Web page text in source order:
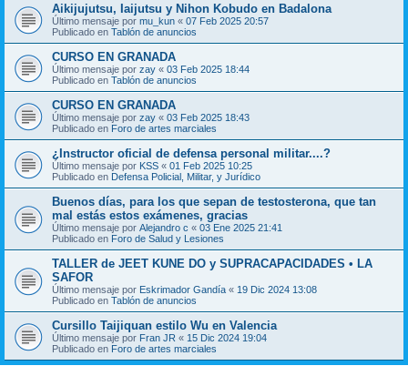
Aikijujutsu, Iaijutsu y Nihon Kobudo en Badalona
Último mensaje por mu_kun « 07 Feb 2025 20:57
Publicado en Tablón de anuncios
CURSO EN GRANADA
Último mensaje por zay « 03 Feb 2025 18:44
Publicado en Tablón de anuncios
CURSO EN GRANADA
Último mensaje por zay « 03 Feb 2025 18:43
Publicado en Foro de artes marciales
¿Instructor oficial de defensa personal militar....?
Último mensaje por KSS « 01 Feb 2025 10:25
Publicado en Defensa Policial, Militar, y Jurídico
Buenos días, para los que sepan de testosterona, que tan
mal estás estos exámenes, gracias
Último mensaje por Alejandro c « 03 Ene 2025 21:41
Publicado en Foro de Salud y Lesiones
TALLER de JEET KUNE DO y SUPRACAPACIDADES • LA
SAFOR
Último mensaje por Eskrimador Gandía « 19 Dic 2024 13:08
Publicado en Tablón de anuncios
Cursillo Taijiquan estilo Wu en Valencia
Último mensaje por Fran JR « 15 Dic 2024 19:04
Publicado en Foro de artes marciales